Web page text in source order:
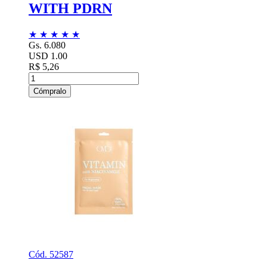
WITH PDRN
★ ★ ★ ★ ★
Gs. 6.080
USD 1.00
R$ 5,26
Cómpralo
Cód. 52587